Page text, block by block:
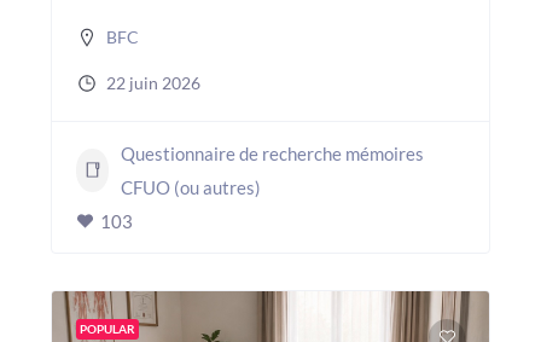
BFC
22 juin 2026
Questionnaire de recherche mémoires
CFUO (ou autres)
103
POPULAR